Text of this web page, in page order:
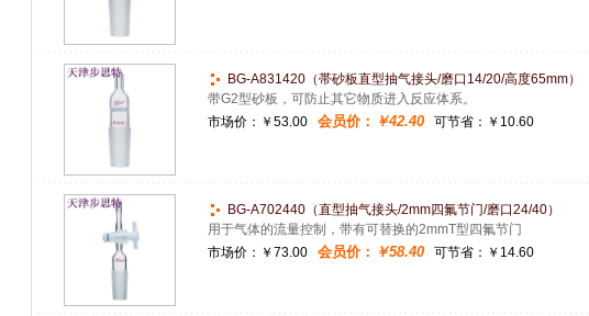
BG-A831420（帯砂板直型抽气接头/磨口14/20/高度65mm）
带G2型砂板，可防止其它物质进入反应体系。
市场价： ￥53.00 会员价： ￥42.40 可节省：￥10.60
BG-A702440（直型抽气接头/2mm四氟节门/磨口24/40）
用于气体的流量控制，带有可替换的2mmT型四氟节门
市场价： ￥73.00 会员价： ￥58.40 可节省：￥14.60